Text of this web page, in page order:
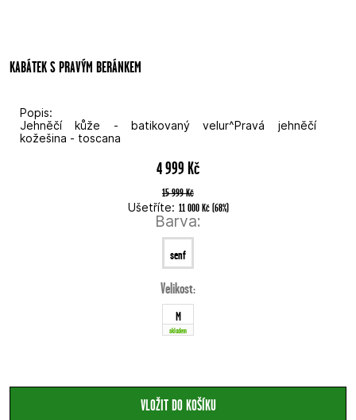
KABÁTEK S PRAVÝM BERÁNKEM
Popis:
Jehněčí kůže - batikovaný velur^Pravá jehněčí
kožešina - toscana
4 999 Kč
15 999 Kč
Ušetříte: 11 000 Kč (68%)
Barva:
senf
batik
Velikost:
M
skladem